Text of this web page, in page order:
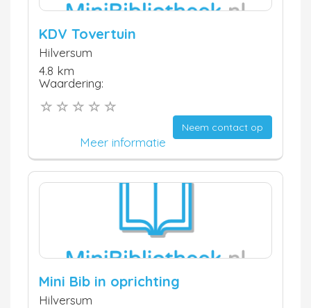
KDV Tovertuin
Hilversum
4.8 km
Waardering:
Neem contact op
Meer informatie
Mini Bib in oprichting
Hilversum